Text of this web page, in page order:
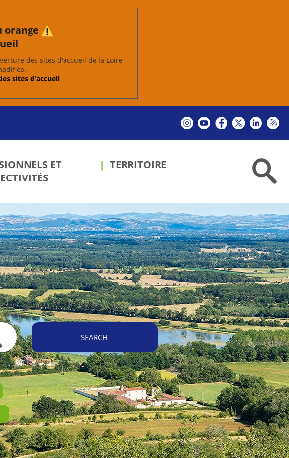
orange
des sites d'accueil de la Loire
sites d'accueil
ET
TERRITOIRE
SEARCH